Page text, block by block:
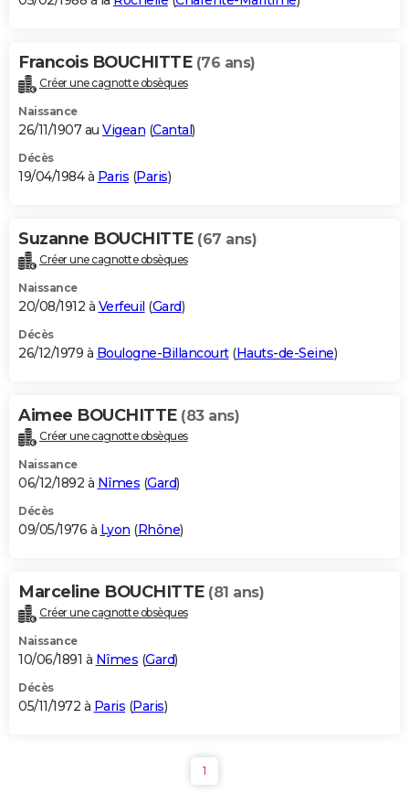
Francois BOUCHITTE (76 ans)
Créer une cagnotte obsèques
Naissance
26/11/1907 au Vigean (Cantal)
Décès
19/04/1984 à Paris (Paris)
Suzanne BOUCHITTE (67 ans)
Créer une cagnotte obsèques
Naissance
20/08/1912 à Verfeuil (Gard)
Décès
26/12/1979 à Boulogne-Billancourt(Hauts-de-Seine)
Aimee BOUCHITTE (83 ans)
Créer une cagnotte obsèques
Naissance
06/12/1892 à Nîmes (Gard)
Décès
09/05/1976 à Lyon (Rhône)
Marceline BOUCHITTE (81 ans)
Créer une cagnotte obsèques
Naissance
10/06/1891 à Nîmes (Gard)
Décès
05/11/1972 à Paris (Paris)
1